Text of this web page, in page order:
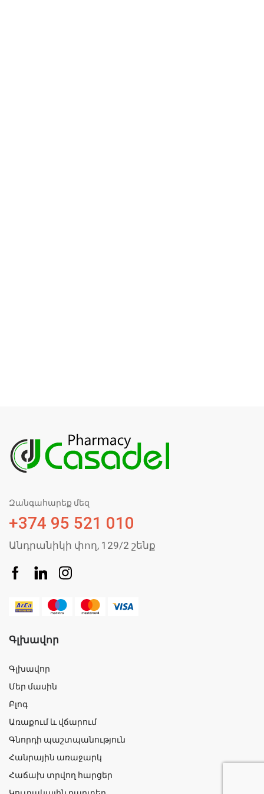
Զանգահարեք մեզ
+374 95 521 010
Անդրանիկի փող, 129/2 շենք
Գլխավոր
Գլխավոր
Մեր մասին
Բլոգ
Առաքում և վճարում
Գնորդի պաշտպանություն
Հանրային առաջարկ
Հաճախ տրվող հարցեր